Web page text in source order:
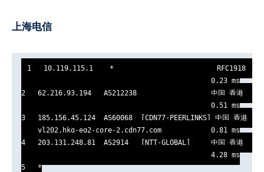
上海电信
1   10.119.115.1    *
                                              0.23 ms
2   62.216.93.194   AS212238                  中国 香港
                                              0.51 ms
3   185.156.45.124  AS60068  [CDN77-PEERLINKS] 中国 香港
    vl202.hkg-eq2-core-2.cdn77.com            0.81 ms
4   203.131.248.81  AS2914   [NTT-GLOBAL]     中国 香港
                                              4.28 ms
5   *